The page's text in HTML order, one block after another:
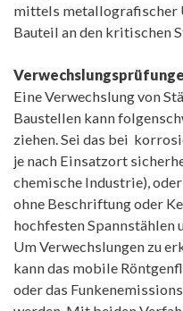
mittels metallografischer
Bauteil an den kritischen
Eine Verwechslung von
Baustellen kann
ziehen. Sei das bei
je nach Einsatzort
chemische Industrie),
ohne Beschriftung oder
hochfesten Spannstählen
Um Verwechslungen zu
kann das mobile
oder das